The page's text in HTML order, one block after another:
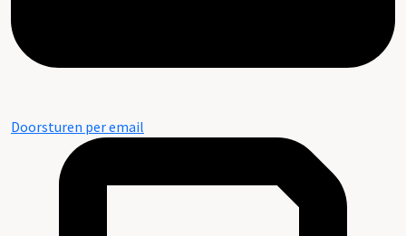
Doorsturen per email